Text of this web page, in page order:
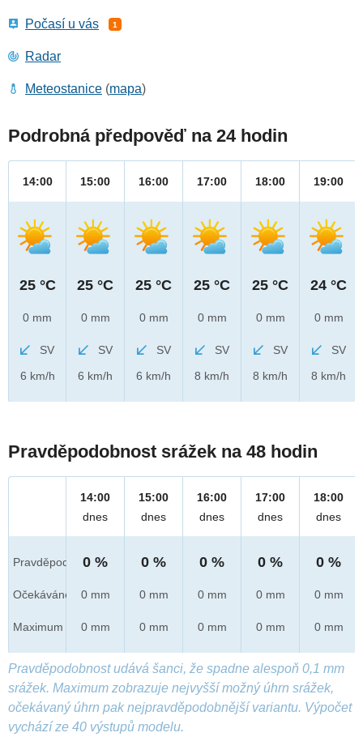
Počasí u vás 1
Radar
Meteostanice (mapa)
Podrobná předpověď na 24 hodin
14:00
25 °C
0 mm
SV
6 km/h
15:00
25 °C
0 mm
SV
6 km/h
16:00
25 °C
0 mm
SV
6 km/h
17:00
25 °C
0 mm
SV
8 km/h
18:00
25 °C
0 mm
SV
8 km/h
19:00
24 °C
0 mm
SV
8 km/h
Pravděpodobnost srážek na 48 hodin
Pravděpod.
Očekáváno
Maximum
14:00
dnes
0 %
0 mm
0 mm
15:00
dnes
0 %
0 mm
0 mm
16:00
dnes
0 %
0 mm
0 mm
17:00
dnes
0 %
0 mm
0 mm
18:00
dnes
0 %
0 mm
0 mm
Pravděpodobnost udává šanci, že spadne alespoň 0,1 mm
srážek. Maximum zobrazuje nejvyšší možný úhrn srážek,
očekávaný úhrn pak nejpravděpodobnější variantu. Výpočet
vychází ze 40 výstupů modelu.